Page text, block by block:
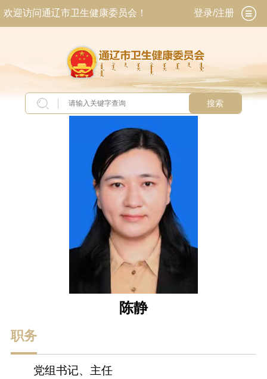
欢迎访问通辽市卫生健康委员会！ 登录/注册
搜索
陈静
职务
党组书记、主任